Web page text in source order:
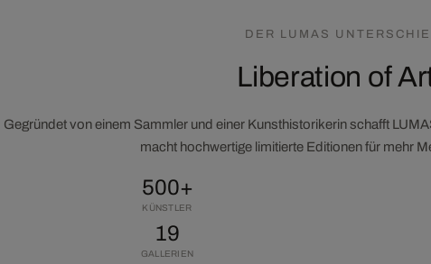
DER LUMAS
Liberation of
Gegründet von einem Sammler und einer Kunsthistorikerin schafft
macht hochwertige limitierte Editionen für mehr
500+
KÜNSTLER
19
GALLERIEN